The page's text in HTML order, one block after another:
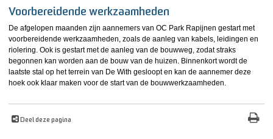
Voorbereidende werkzaamheden
De afgelopen maanden zijn aannemers van OC Park Rapijnen gestart met
voorbereidende werkzaamheden, zoals de aanleg van kabels, leidingen en
riolering. Ook is gestart met de aanleg van de bouwweg, zodat straks
begonnen kan worden aan de bouw van de huizen. Binnenkort wordt de
laatste stal op het terrein van De With gesloopt en kan de aannemer deze
hoek ook klaar maken voor de start van de bouwwerkzaamheden.
Deel deze pagina